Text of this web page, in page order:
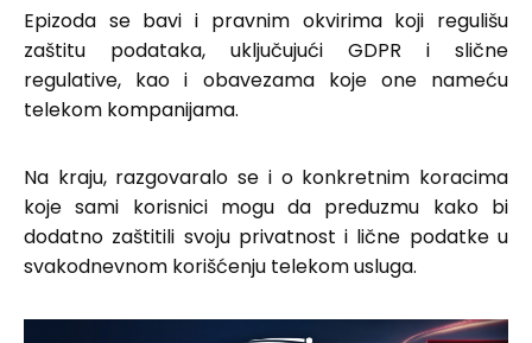
Epizoda se bavi i pravnim okvirima koji regulišu
zaštitu podataka, uključujući GDPR i slične
regulative, kao i obavezama koje one nameću
telekom kompanijama.
Na kraju, razgovaralo se i o konkretnim koracima
koje sami korisnici mogu da preduzmu kako bi
dodatno zaštitili svoju privatnost i lične podatke u
svakodnevnom korišćenju telekom usluga.